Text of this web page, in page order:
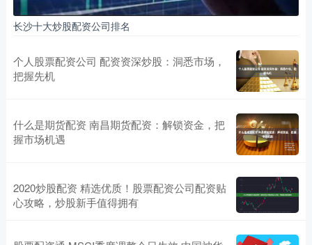
长沙十大炒股配资公司排名
个人股票配资公司 配资资深炒股：洞悉市场，
把握先机
什么是期货配资 南昌期货配资：解锁资金，把
握市场机遇
2020炒股配资 精选优质！股票配资公司配资贴
心攻略，炒股新手值得拥有